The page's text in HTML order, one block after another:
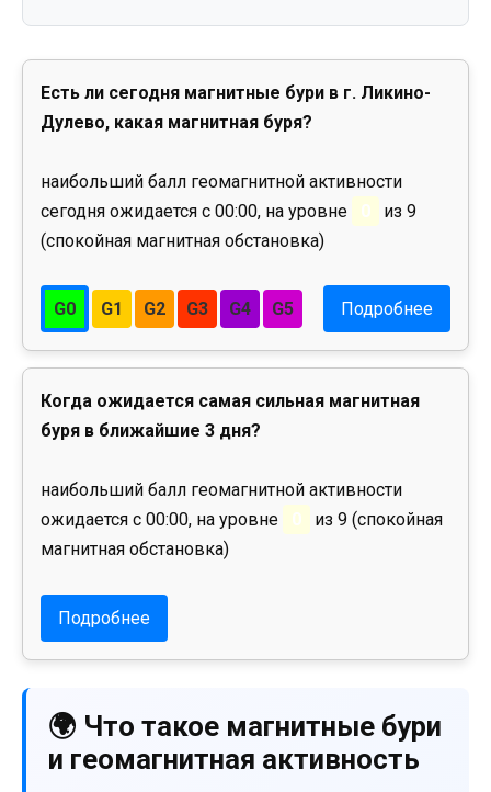
Есть ли сегодня магнитные бури в г. Ликино-
Дулево, какая магнитная буря?
наибольший балл геомагнитной активности
сегодня ожидается с 00:00, на уровне
0
из 9
(спокойная магнитная обстановка)
G0 G1 G2 G3 G4 G5 Подробнее
Когда ожидается самая сильная магнитная
буря в ближайшие 3 дня?
наибольший балл геомагнитной активности
ожидается с 00:00, на уровне
0
из 9 (спокойная
магнитная обстановка)
Подробнее
🌍 Что такое магнитные бури
и геомагнитная активность